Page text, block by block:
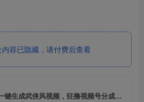
容已隐藏，请付费后查看
2026年利用AI工具一键生成武侠风视频，狂撸视频号分成计划收益，原创度高，画面好看，轻松日入500+